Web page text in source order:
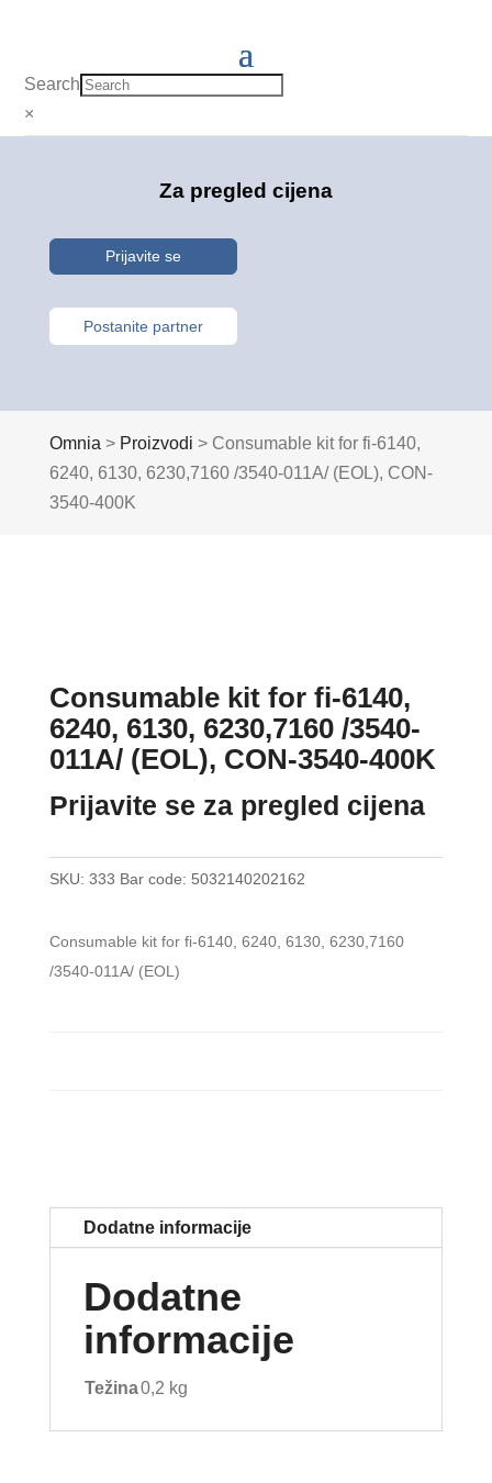
Search
×
Za pregled cijena
Prijavite se
Postanite partner
Omnia > Proizvodi > Consumable kit for fi-6140,
6240, 6130, 6230,7160 /3540-011A/ (EOL), CON-
3540-400K
Consumable kit for fi-6140,
6240, 6130, 6230,7160 /3540-
011A/ (EOL), CON-3540-400K
Prijavite se za pregled cijena
SKU: 333 Bar code: 5032140202162
Consumable kit for fi-6140, 6240, 6130, 6230,7160
/3540-011A/ (EOL)
Dodatne informacije
Dodatne
informacije
Težina0,2 kg